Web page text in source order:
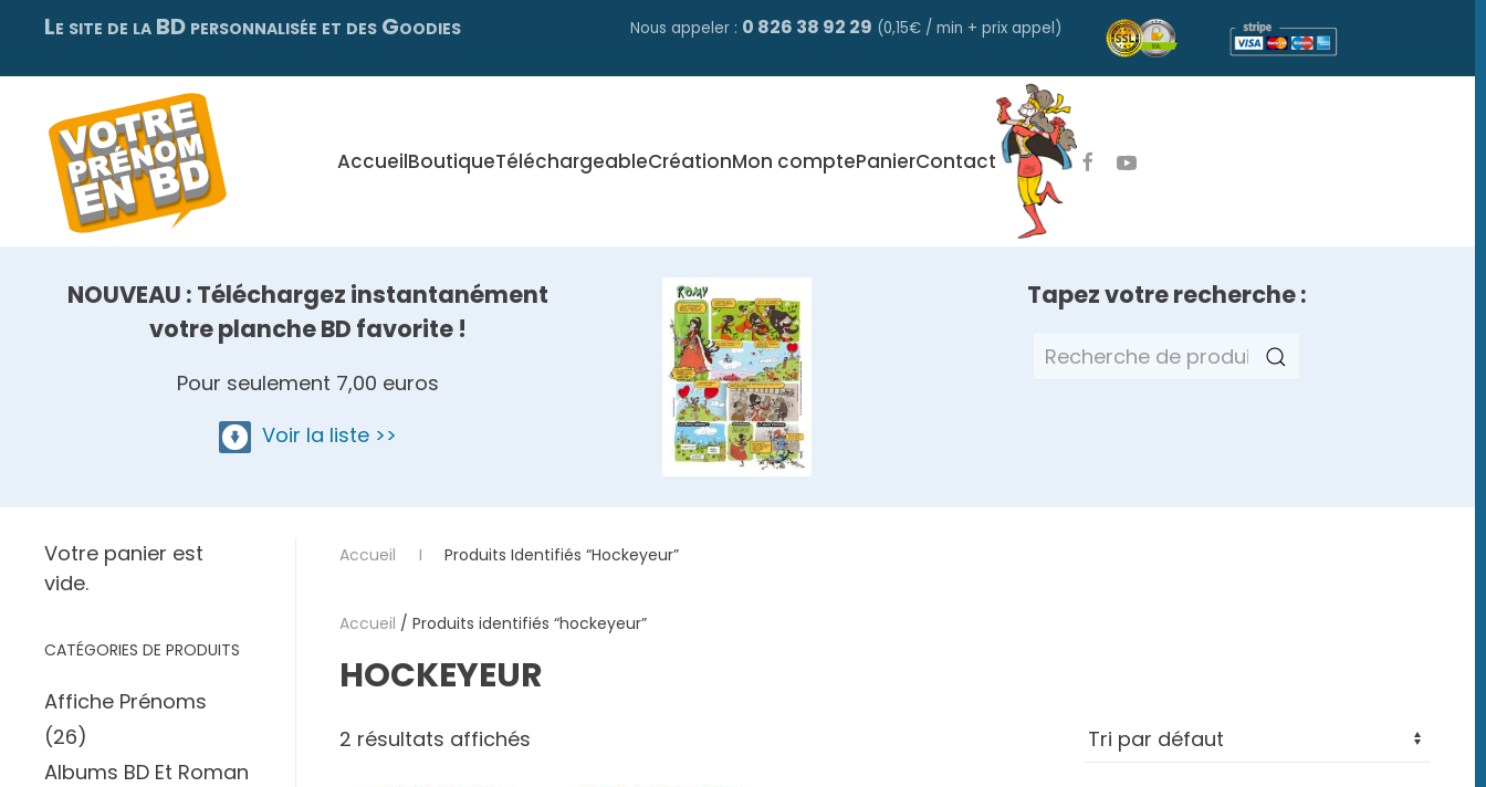
Skip
main
content
Le site de la BD personnalisée et des Goodies Nous appeler : 0 826 38 92 29 (0,15€ / min + prix appel)
AccueilBoutiqueTéléchargeableCréationMon comptePanierContact
NOUVEAU : Téléchargez instantanément
votre planche BD favorite !
Pour seulement 7,00 euros
Voir la liste >>
Tapez votre recherche :
Recherche
Accueil Produits Identifiés “hockeyeur”
Accueil / Produits identifiés “hockeyeur”
HOCKEYEUR
2 résultats affichés
Votre panier est
vide.
CATÉGORIES DE PRODUITS
Affiche Prénoms
(26)
Albums BD Et Roman